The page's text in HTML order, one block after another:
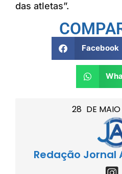
28 DE MAIO
Redação Jornal
das atletas”.
Facebook